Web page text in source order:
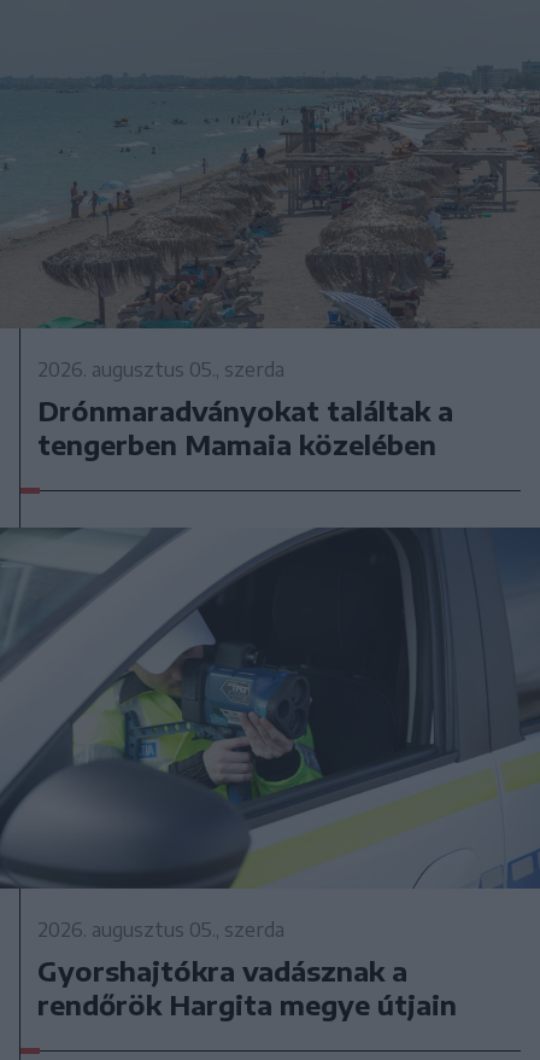
2026. augusztus 05., szerda
Drónmaradványokat találtak a
tengerben Mamaia közelében
2026. augusztus 05., szerda
Gyorshajtókra vadásznak a
rendőrök Hargita megye útjain